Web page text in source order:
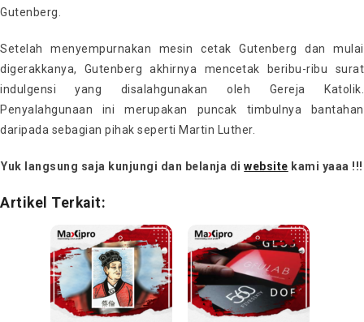
Gutenberg.
Setelah menyempurnakan mesin cetak Gutenberg dan mulai
digerakkanya, Gutenberg akhirnya mencetak beribu-ribu surat
indulgensi yang disalahgunakan oleh Gereja Katolik.
Penyalahgunaan ini merupakan puncak timbulnya bantahan
daripada sebagian pihak seperti Martin Luther.
Yuk langsung saja kunjungi dan belanja diwebsite kami yaaa !!!
Artikel Terkait: